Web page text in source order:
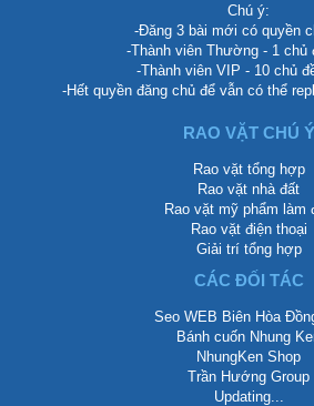
Chú ý:
-Đăng 3 bài mới có quyền
-Thành viên Thường - 1 chủ
-Thành viên VIP - 10 chủ
-Hết quyền đăng chủ để vẫn có thể
RAO VẶT CHÚ Ý
Rao vặt tổng hợp
Rao vặt nhà đất
Rao vặt mỹ phẩm làm
Rao vặt điện thoại
Giải trí tổng hợp
CÁC ĐỐI TÁC
Seo WEB Biên Hòa
Bánh cuốn Nhung
NhungKen Shop
Trần Hướng Group
Updating...